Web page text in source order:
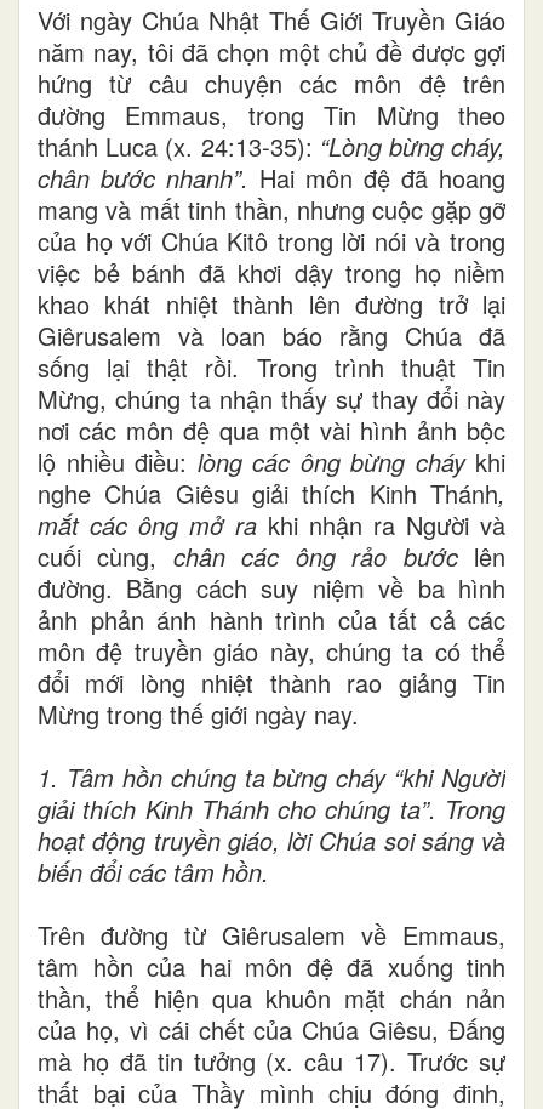
Với ngày Chúa Nhật Thế Giới Truyền Giáo
năm nay, tôi đã chọn một chủ đề được gợi
hứng từ câu chuyện các môn đệ trên
đường Emmaus, trong Tin Mừng theo
thánh Luca (x. 24:13-35): “Lòng bừng cháy,
chân bước nhanh”. Hai môn đệ đã hoang
mang và mất tinh thần, nhưng cuộc gặp gỡ
của họ với Chúa Kitô trong lời nói và trong
việc bẻ bánh đã khơi dậy trong họ niềm
khao khát nhiệt thành lên đường trở lại
Giêrusalem và loan báo rằng Chúa đã
sống lại thật rồi. Trong trình thuật Tin
Mừng, chúng ta nhận thấy sự thay đổi này
nơi các môn đệ qua một vài hình ảnh bộc
lộ nhiều điều: lòng các ông bừng cháy khi
nghe Chúa Giêsu giải thích Kinh Thánh,
mắt các ông mở ra khi nhận ra Người và
cuối cùng, chân các ông rảo bước lên
đường. Bằng cách suy niệm về ba hình
ảnh phản ánh hành trình của tất cả các
môn đệ truyền giáo này, chúng ta có thể
đổi mới lòng nhiệt thành rao giảng Tin
Mừng trong thế giới ngày nay.
1. Tâm hồn chúng ta bừng cháy “khi Người
giải thích Kinh Thánh cho chúng ta”. Trong
hoạt động truyền giáo, lời Chúa soi sáng và
biến đổi các tâm hồn.
Trên đường từ Giêrusalem về Emmaus,
tâm hồn của hai môn đệ đã xuống tinh
thần, thể hiện qua khuôn mặt chán nản
của họ, vì cái chết của Chúa Giêsu, Đấng
mà họ đã tin tưởng (x. câu 17). Trước sự
thất bại của Thầy mình chịu đóng đinh,